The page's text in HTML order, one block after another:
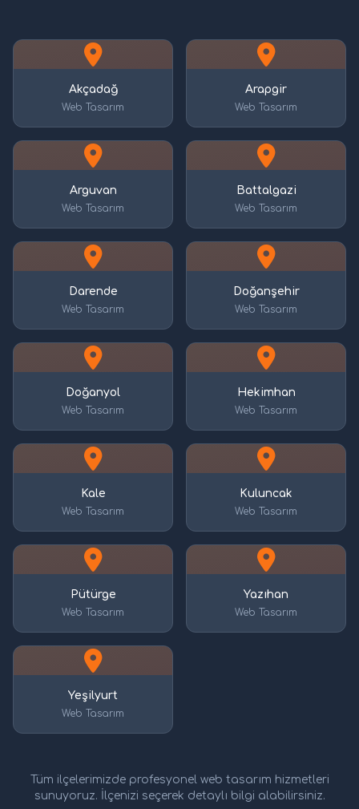
Akçadağ
Web Tasarım
Arapgir
Web Tasarım
Arguvan
Web Tasarım
Battalgazi
Web Tasarım
Darende
Web Tasarım
Doğanşehir
Web Tasarım
Doğanyol
Web Tasarım
Hekimhan
Web Tasarım
Kale
Web Tasarım
Kuluncak
Web Tasarım
Pütürge
Web Tasarım
Yazıhan
Web Tasarım
Yeşilyurt
Web Tasarım
Tüm ilçelerimizde profesyonel web tasarım hizmetleri
sunuyoruz. İlçenizi seçerek detaylı bilgi alabilirsiniz.